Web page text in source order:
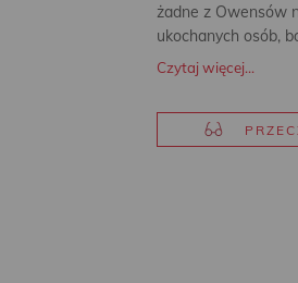
żadne z Owensów
ukochanych osób,
Czytaj więcej...